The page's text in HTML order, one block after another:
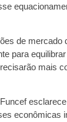
de mercado
para
mais
econômicas